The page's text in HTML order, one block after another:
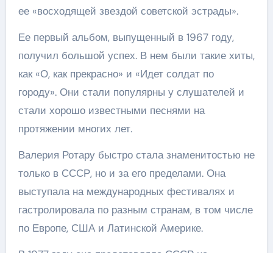
ее «восходящей звездой советской эстрады».
Ее первый альбом, выпущенный в 1967 году,
получил большой успех. В нем были такие хиты,
как «О, как прекрасно» и «Идет солдат по
городу». Они стали популярны у слушателей и
стали хорошо известными песнями на
протяжении многих лет.
Валерия Ротару быстро стала знаменитостью не
только в СССР, но и за его пределами. Она
выступала на международных фестивалях и
гастролировала по разным странам, в том числе
по Европе, США и Латинской Америке.